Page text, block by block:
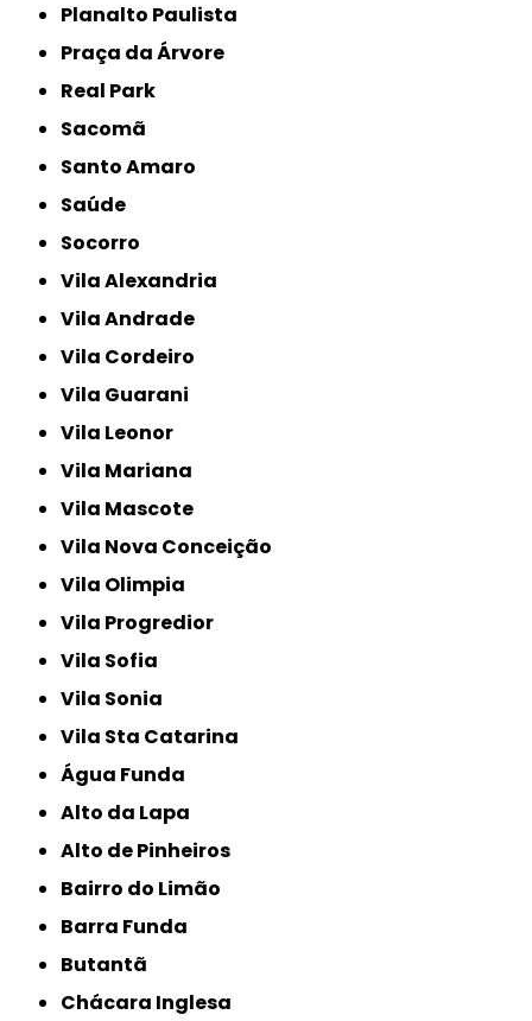
Planalto Paulista
Praça da Árvore
Real Park
Sacomã
Santo Amaro
Saúde
Socorro
Vila Alexandria
Vila Andrade
Vila Cordeiro
Vila Guarani
Vila Leonor
Vila Mariana
Vila Mascote
Vila Nova Conceição
Vila Olimpia
Vila Progredior
Vila Sofia
Vila Sonia
Vila Sta Catarina
Água Funda
Alto da Lapa
Alto de Pinheiros
Bairro do Limão
Barra Funda
Butantã
Chácara Inglesa